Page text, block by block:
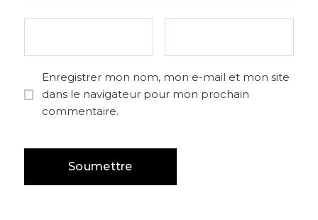
Enregistrer mon nom, mon e-mail et mon site
dans le navigateur pour mon prochain
commentaire.